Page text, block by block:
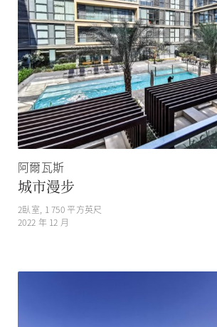
阿爾瓦斯
城市漫步
2臥室, 1 750 平方英尺
2022 年 12 月